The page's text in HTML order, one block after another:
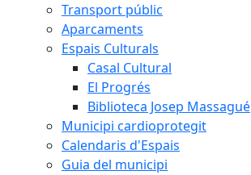
Transport públic
Aparcaments
Espais Culturals
Casal Cultural
El Progrés
Biblioteca Josep Massagué
Municipi cardioprotegit
Calendaris d'Espais
Guia del municipi